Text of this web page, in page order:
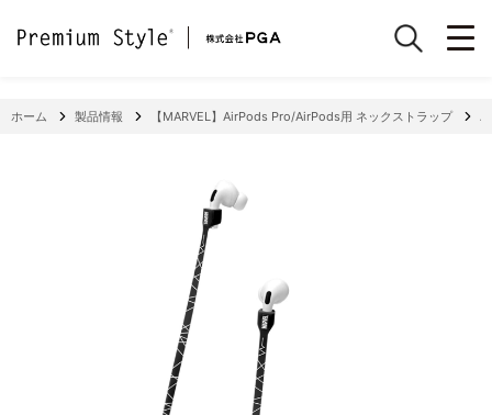
ホーム 製品情報 【MARVEL】AirPods Pro/AirPods用 ネックストラップ